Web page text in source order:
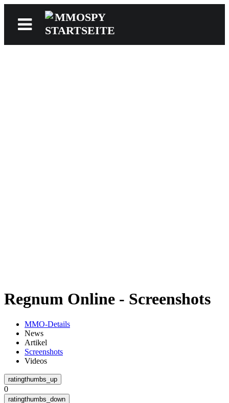
Regnum Online - Screenshots
MMO-Details
News
Artikel
Screenshots
Videos
0